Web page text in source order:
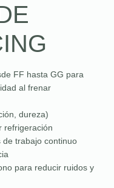
FF hasta GG para
al frenar
dureza)
refrigeración
trabajo continuo
para reducir ruidos y